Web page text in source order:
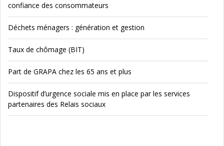
confiance des consommateurs
Déchets ménagers : génération et gestion
Taux de chômage (BIT)
Part de GRAPA chez les 65 ans et plus
Dispositif d’urgence sociale mis en place par les services
partenaires des Relais sociaux